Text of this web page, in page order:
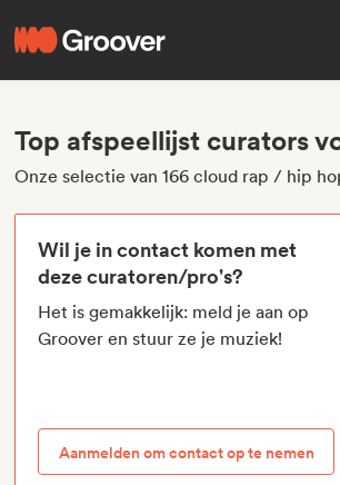
Top afspeellijst curators
Onze selectie van 166 cloud rap / hip
Wil je in contact komen met
deze curatoren/pro's?
Het is gemakkelijk: meld je aan op
Groover en stuur ze je muziek!
Aanmelden om contact op te nemen